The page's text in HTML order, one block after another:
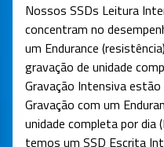
Nossos SSDs Leitura
concentram no
um Endurance
gravação de unidade
Gravação Intensiva
Gravação com um
unidade completa por dia
temos um SSD Escrita